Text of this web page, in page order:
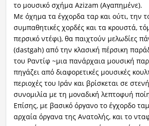
το μουσικό σχήμα Azizam (Αγαπημένε).
Με όχημα τα έγχορδα ταρ και ούτι, την
συμπαθητικές χορδές και τα κρουστά,
περσικό ντέφι), θα παιχτούν μελωδίες
(dastgah) από την κλασική πέρσικη
του Ραντίφ ~μια πανάρχαια μουσική
πηγάζει από διαφορετικές μουσικές
περιοχές του Ιράν και βρίσκεται σε
συνομιλία με τη μοναδική λεπτοφυή
Επίσης, με βασικό όργανο το έγχορδο
αρχαία όργανα της Ανατολής, και το